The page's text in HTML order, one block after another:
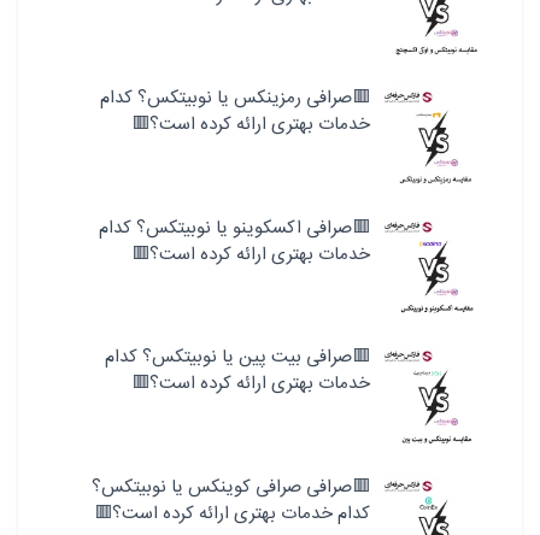
🟥صرافی رمزینکس یا نوبیتکس؟ کدام
خدمات بهتری ارائه کرده است؟🟥
🟥صرافی اکسکوینو یا نوبیتکس؟ کدام
خدمات بهتری ارائه کرده است؟🟥
🟥صرافی بیت پین یا نوبیتکس؟ کدام
خدمات بهتری ارائه کرده است؟🟥
🟥صرافی صرافی کوینکس یا نوبیتکس؟
کدام خدمات بهتری ارائه کرده است؟🟥